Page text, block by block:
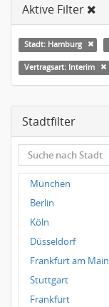
Aktive Filter
Stadt: Hamburg
Vertragsart: Interim
Stadtfilter
München
Berlin
Köln
Düsseldorf
Frankfurt am Main
Stuttgart
Frankfurt